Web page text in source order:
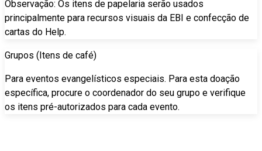
Observação: Os itens de papelaria serão usados
principalmente para recursos visuais da EBI e confecção de
cartas do Help.
Grupos (Itens de café)
Para eventos evangelísticos especiais. Para esta doação
específica, procure o coordenador do seu grupo e verifique
os itens pré-autorizados para cada evento.